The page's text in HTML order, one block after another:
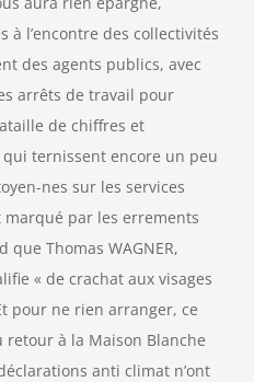
à l’encontre des collectivités
des agents publics, avec
arrêts de travail pour
de chiffres et
ternissent encore un peu
nes sur les services
par les errements
que Thomas WAGNER,
« de crachat aux visages
pour ne rien arranger, ce
à la Maison Blanche
anti climat n’ont